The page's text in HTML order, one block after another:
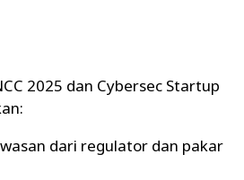
2025 dan Cybersec Startup
dari regulator dan pakar